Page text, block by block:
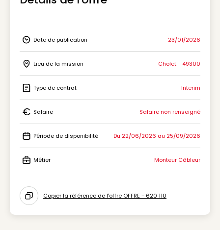
Icon Date de publication
Date de publication 23/01/2026
Icon Lieu de la mission
Lieu de la mission Cholet - 49300
Icon Type de contrat
Type de contrat Interim
Icon Salaire
Salaire Salaire non renseigné
Icon Période de disponibilité
Période de disponibilité Du 22/06/2026 au 25/09/2026
Métier Monteur Câbleur
Icon copy to clipboard
Copier la référence de l'offre OFFRE - 620 110